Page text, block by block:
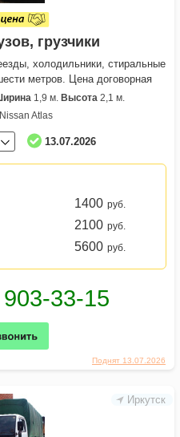
Поднят 13.07.2026
грузчики
холодильники, стиральные
метров. Цена договорная
1,9 м. Высота 2,1 м.
Nissan Atlas
13.07.2026
1400 руб.
2100 руб.
5600 руб.
Иркутск